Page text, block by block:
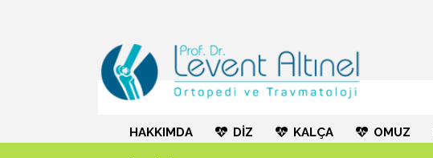
HAKKIMDA DİZ KALÇA OMUZ